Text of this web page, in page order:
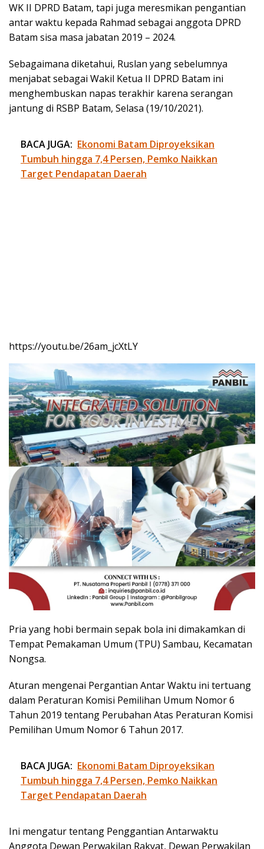
WK II DPRD Batam, tapi juga meresmikan pengantian
antar waktu kepada Rahmad sebagai anggota DPRD
Batam sisa masa jabatan 2019 – 2024.
Sebagaimana diketahui, Ruslan yang sebelumnya
menjabat sebagai Wakil Ketua II DPRD Batam ini
menghembuskan napas terakhir karena serangan
jantung di RSBP Batam, Selasa (19/10/2021).
BACA JUGA: Ekonomi Batam Diproyeksikan
Tumbuh hingga 7,4 Persen, Pemko Naikkan
Target Pendapatan Daerah
https://youtu.be/26am_jcXtLY
Pria yang hobi bermain sepak bola ini dimakamkan di
Tempat Pemakaman Umum (TPU) Sambau, Kecamatan
Nongsa.
Aturan mengenai Pergantian Antar Waktu ini tertuang
dalam Peraturan Komisi Pemilihan Umum Nomor 6
Tahun 2019 tentang Perubahan Atas Peraturan Komisi
Pemilihan Umum Nomor 6 Tahun 2017.
BACA JUGA: Ekonomi Batam Diproyeksikan
Tumbuh hingga 7,4 Persen, Pemko Naikkan
Target Pendapatan Daerah
Ini mengatur tentang Penggantian Antarwaktu
Anggota Dewan Perwakilan Rakyat, Dewan Perwakilan